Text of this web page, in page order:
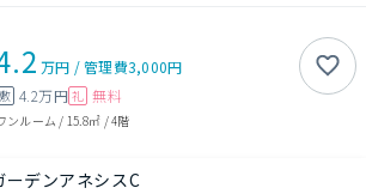
万円 /管理費3,000円
敷 4.2万円 礼 無料
ンルーム / 15.8㎡ /4階
ーデンアネシスC